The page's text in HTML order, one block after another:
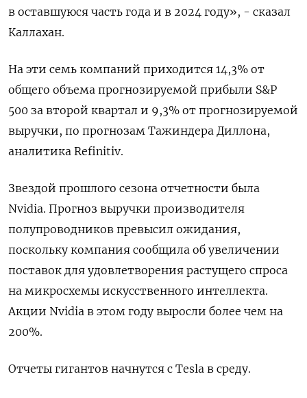
в оставшуюся часть года и в 2024 году», - сказал
Каллахан.
На эти семь компаний приходится 14,3% от
общего объема прогнозируемой прибыли S&P
500 за второй квартал и 9,3% от прогнозируемой
выручки, по прогнозам Тажиндера Диллона,
аналитика Refinitiv.
Звездой прошлого сезона отчетности была
Nvidia. Прогноз выручки производителя
полупроводников превысил ожидания,
поскольку компания сообщила об увеличении
поставок для удовлетворения растущего спроса
на микросхемы искусственного интеллекта.
Акции Nvidia в этом году выросли более чем на
200%.
Отчеты гигантов начнутся с Tesla в среду.